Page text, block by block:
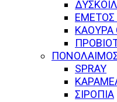
ΕΜΕΤΟΣ
SPRAY
ΣΙΡΟΠΙΑ